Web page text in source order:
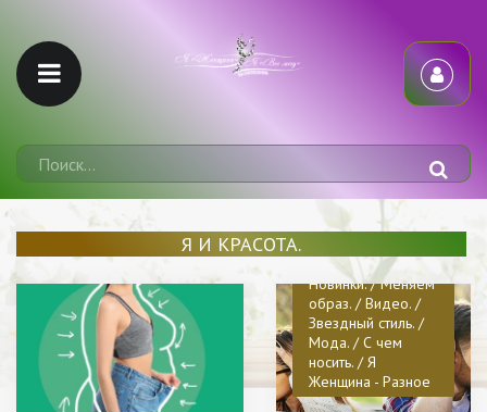
Я И КРАСОТА.
Новинки. / Меняем
образ. / Видео. /
Звездный стиль. /
Мода. / С чем
носить. / Я
Женщина - Разное